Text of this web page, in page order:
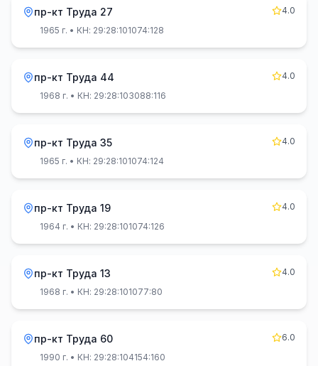
пр-кт Труда 27
4.0
1965 г. • КН: 29:28:101074:128
пр-кт Труда 44
4.0
1968 г. • КН: 29:28:103088:116
пр-кт Труда 35
4.0
1965 г. • КН: 29:28:101074:124
пр-кт Труда 19
4.0
1964 г. • КН: 29:28:101074:126
пр-кт Труда 13
4.0
1968 г. • КН: 29:28:101077:80
пр-кт Труда 60
6.0
1990 г. • КН: 29:28:104154:160